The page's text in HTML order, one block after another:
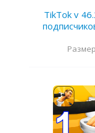
TikTok v